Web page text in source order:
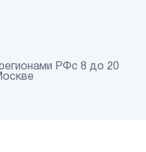
РФс 8 до 20